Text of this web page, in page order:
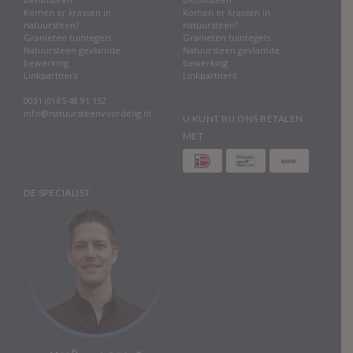
Komen er krassen in
natuursteen?
Granieten tuintegels
Natuursteen gevlamde
bewerking
Linkpartners
0031 (0) 85 48 91 132
info@natuursteenvoordelig.nl
Komen er krassen in
natuursteen?
Granieten tuintegels
Natuursteen gevlamde
bewerking
Linkpartners
U KUNT BIJ ONS BETALEN
MET
DE SPECIALIST